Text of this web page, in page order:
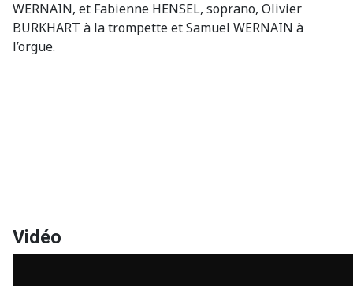
WERNAIN, et Fabienne HENSEL, soprano, Olivier
BURKHART à la trompette et Samuel WERNAIN à
l’orgue.
Vidéo